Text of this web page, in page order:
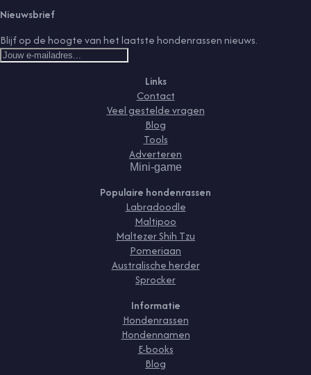
Nieuwsbrief
Blijf op de hoogte van het laatste hondenrassen nieuws.
Links
Contact
Veel gestelde vragen
Blog
Tools
Adverteren
Mini-game
Populaire hondenrassen
Labradoodle
Maltipoo
Maltezer Shih Tzu
Pomeriaan
Australische herder
Sprocker
Informatie
Hondenrassen
Hondennamen
E-books
Blog